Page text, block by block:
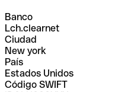
Banco
Lch.clearnet
Ciudad
New york
País
Estados Unidos
Código SWIFT